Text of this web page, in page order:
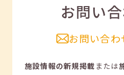
お問い
お問い合わ
施設情報の新規掲載または